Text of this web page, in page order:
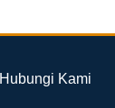
Hubungi Kami